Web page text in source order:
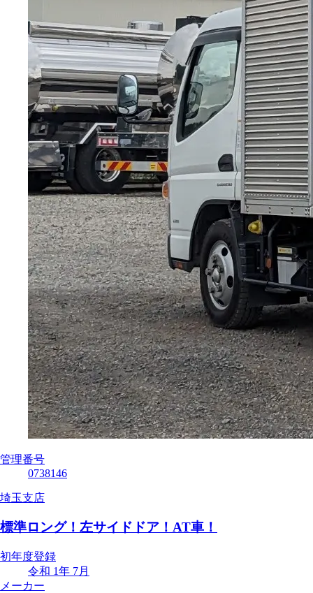
管理番号
0738146
埼玉支店
標準ロング！左サイドドア！AT車！
初年度登録
令和 1年 7月
メーカー